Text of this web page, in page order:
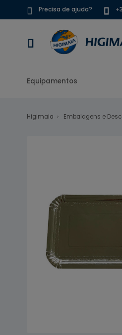
Precisa de ajuda?
Equipamentos
Higimaia Embalagens e